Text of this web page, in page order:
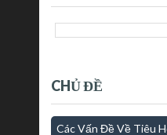
CHỦ ĐỀ
Các Vấn Đề Về Tiêu